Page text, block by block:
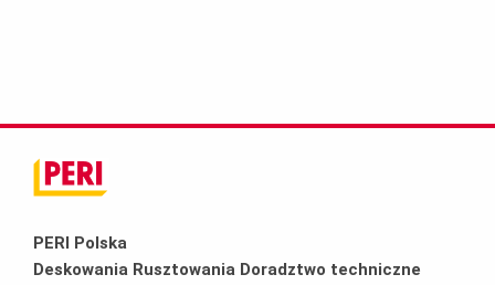
PERI Polska
Deskowania Rusztowania Doradztwo techniczne